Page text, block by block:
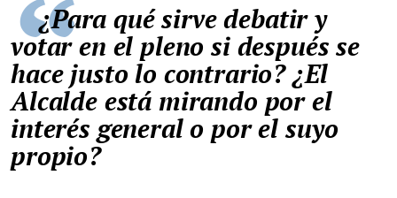
¿Para qué sirve debatir y
votar en el pleno si después se
hace justo lo contrario? ¿El
Alcalde está mirando por el
interés general o por el suyo
propio?